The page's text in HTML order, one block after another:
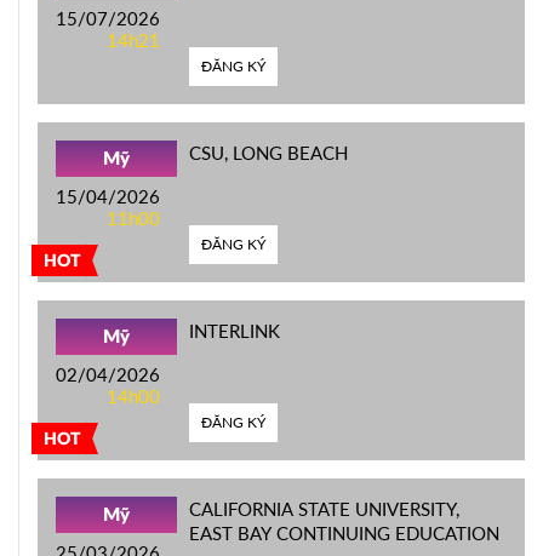
15/07/2026
14h21
ĐĂNG KÝ
HOT
Mỹ
15/04/2026
11h00
CSU, LONG BEACH
ĐĂNG KÝ
HOT
Mỹ
02/04/2026
14h00
INTERLINK
ĐĂNG KÝ
Mỹ
CALIFORNIA STATE UNIVERSITY,
EAST BAY CONTINUING EDUCATION